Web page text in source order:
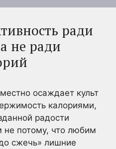
ради
не ради
осаждает культ
калориями,
радости
потому, что любим
сжечь» лишние